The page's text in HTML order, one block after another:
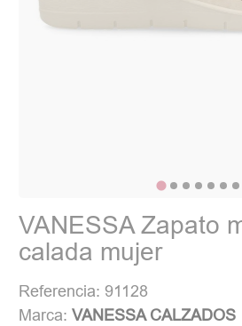
VANESSA Zapato
calada mujer
Referencia: 91128
Marca:VANESSA CALZADOS